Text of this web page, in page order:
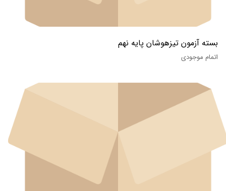
بسته آزمون تیزهوشان پایه نهم
اتمام موجودی